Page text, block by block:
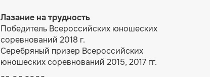
Лазание на трудность
Победитель Всероссийских юношеских
соревнований 2018 г.
Серебряный призер Всероссийских
юношеских соревнований 2015, 2017 гг.